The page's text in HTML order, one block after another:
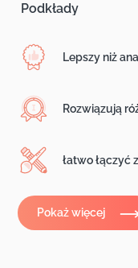
Podkłady
Lepszy niż
Rozwiązują
łatwo łączyć
Pokaż więcej